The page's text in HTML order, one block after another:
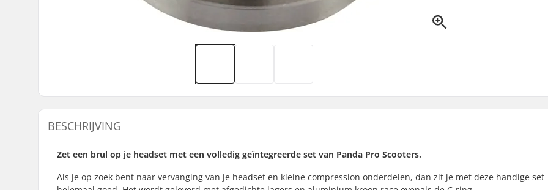
BESCHRIJVING
Zet een brul op je headset met een volledig geïntegreerde set van Panda Pro Scooters.
Als je op zoek bent naar vervanging van je headset en kleine compression onderdelen, dan zit je met deze handige set